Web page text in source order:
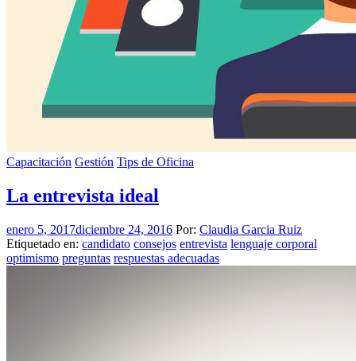
Capacitación Gestión Tips de Oficina
La entrevista ideal
enero 5, 2017diciembre 24, 2016 Por: Claudia Garcia Ruiz
Etiquetado en: candidato consejos entrevista lenguaje corporal
optimismo preguntas respuestas adecuadas